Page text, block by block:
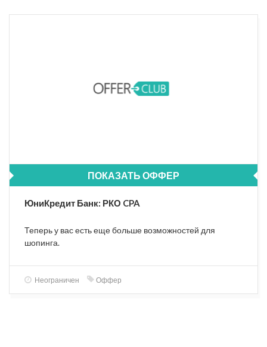
ПОКАЗАТЬ ОФФЕР
ЮниКредит Банк: РКО CPA
Теперь у вас есть еще больше возможностей для
шопинга.
Неограничен Оффер